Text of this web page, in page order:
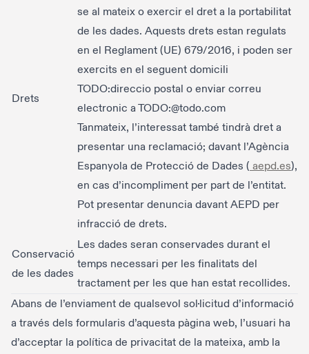
Drets
se al mateix o exercir el dret a la portabilitat
de les dades. Aquests drets estan regulats
en el Reglament (UE) 679/2016, i poden ser
exercits en el seguent domicili
TODO:direccio postal o enviar correu
electronic a TODO:@todo.com
Tanmateix, l’interessat també tindrà dret a
presentar una reclamació; davant l’Agència
Espanyola de Protecció de Dades ( aepd.es),
en cas d’incompliment per part de l’entitat.
Pot presentar denuncia davant AEPD per
infracció de drets.
Conservació
de les dades
Les dades seran conservades durant el
temps necessari per les finalitats del
tractament per les que han estat recollides.
Abans de l’enviament de qualsevol sol·licitud d’informació
a través dels formularis d’aquesta pàgina web, l’usuari ha
d’acceptar la política de privacitat de la mateixa, amb la